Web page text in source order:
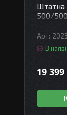
Штатна
500/
В
19 399